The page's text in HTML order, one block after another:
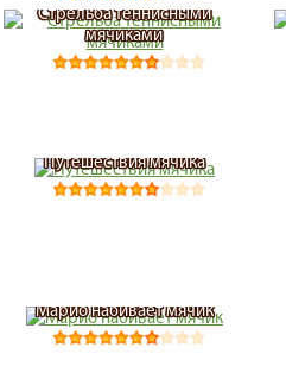
Стрельба теннисными
мячиками
Путешествия мячика
Марио набивает мячик